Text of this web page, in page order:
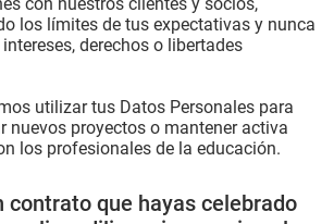
los límites de tus expectativas y nunca
derechos o libertades
utilizar tus Datos Personales para
nuevos proyectos o mantener activa
los profesionales de la educación.
contrato que hayas celebrado